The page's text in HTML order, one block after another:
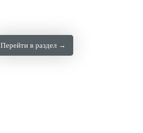
Перейти в раздел →